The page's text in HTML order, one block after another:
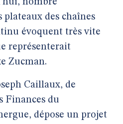
nombre
plateaux des chaînes
évoquent très vite
représenterait
Zucman.
Caillaux, de
Finances du
dépose un projet